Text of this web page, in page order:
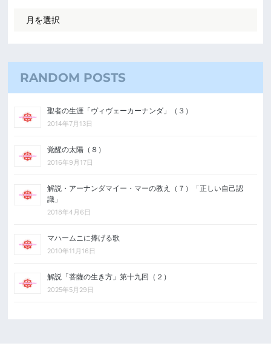
RANDOM POSTS
聖者の生涯「ヴィヴェーカーナンダ」（３）
2014年7月13日
覚醒の太陽（８）
2016年9月17日
解説・アーナンダマイー・マーの教え（７）「正しい自己認
識」
2018年4月6日
マハームニに捧げる歌
2010年11月16日
解説「菩薩の生き方」第十九回（２）
2025年5月29日